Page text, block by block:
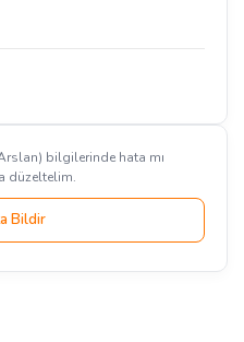
bilgilerinde hata mı
düzeltelim.
Bildir